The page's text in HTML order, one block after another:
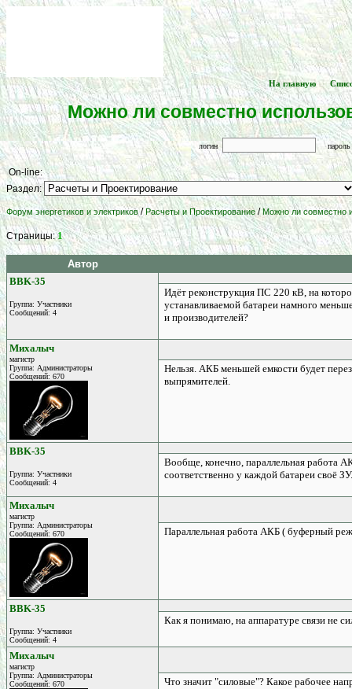
[На главную ] -- [
Можно ли совместно
логин
On-line:
Раздел:
Форум энергетиков и электриков/Расчеты и Проектирование/Можно ли совместно
Страницы:1
Автор
BBK-35
Группа: Участники
Сообщений: 4
Идёт реконструкция ПС 220 кВ, на
устанавливаемой батареи намного
и производителей?
Михалыч
магистр
Группа: Администраторы
Сообщений: 670
Нельзя. АКБ меньшей емкости будет
выпрямителей.
BBK-35
Группа: Участники
Сообщений: 4
Вообще, конечно, параллельная работа
соответственно у каждой батареи своё
Михалыч
магистр
Группа: Администраторы
Сообщений: 670
Параллельная работа АКБ ( буферный
BBK-35
Группа: Участники
Сообщений: 4
Как я понимаю, на аппаратуре связи не
Михалыч
магистр
Группа: Администраторы
Сообщений: 670
Что значит "силовые"? Какое рабочее